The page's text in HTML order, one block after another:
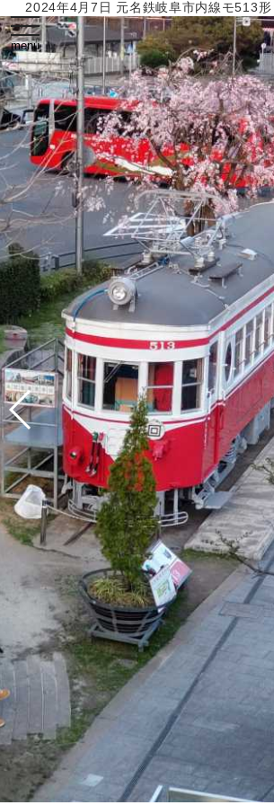
2024年4月7日 元名鉄岐阜市内線モ513形
toggle
navigation
menu